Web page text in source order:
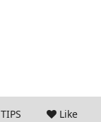
TIPS Like